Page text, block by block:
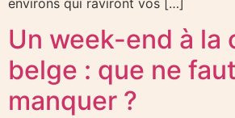
environs qui raviront vos […]
Un week-end à la
belge : que ne
manquer ?